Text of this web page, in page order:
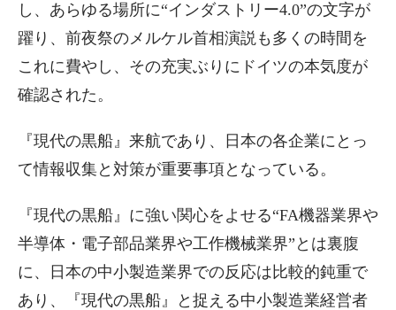
し、あらゆる場所に“インダストリー4.0”の文字が
躍り、前夜祭のメルケル首相演説も多くの時間を
これに費やし、その充実ぶりにドイツの本気度が
確認された。
『現代の黒船』来航であり、日本の各企業にとっ
て情報収集と対策が重要事項となっている。
『現代の黒船』に強い関心をよせる“FA機器業界や
半導体・電子部品業界や工作機械業界”とは裏腹
に、日本の中小製造業界での反応は比較的鈍重で
あり、『現代の黒船』と捉える中小製造業経営者